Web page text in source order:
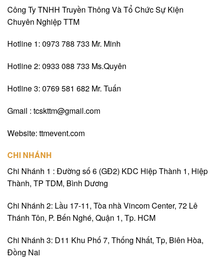
Công Ty TNHH Truyền Thông Và Tổ Chức Sự Kiện
Chuyên Nghiệp TTM
Hotline 1: 0973 788 733 Mr. Minh
Hotline 2: 0933 088 733 Ms.Quyên
Hotline 3: 0769 581 682 Mr. Tuấn
Gmail : tcskttm@gmail.com
Website: ttmevent.com
CHI NHÁNH
Chi Nhánh 1 : Đường số 6 (GĐ2) KDC Hiệp Thành 1, Hiệp
Thành, TP TDM, Bình Dương
Chi Nhánh 2: Lầu 17-11, Tòa nhà Vincom Center, 72 Lê
Thánh Tôn, P. Bến Nghé, Quận 1, Tp. HCM
Chi Nhánh 3: D11 Khu Phố 7, Thống Nhất, Tp, Biên Hòa,
Đồng Nai